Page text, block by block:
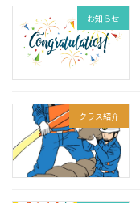
お知らせ
クラス紹介